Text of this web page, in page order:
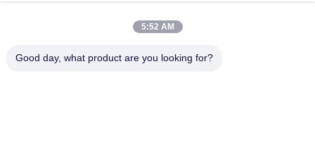
5:52 AM
Good day, what product are you looking for?